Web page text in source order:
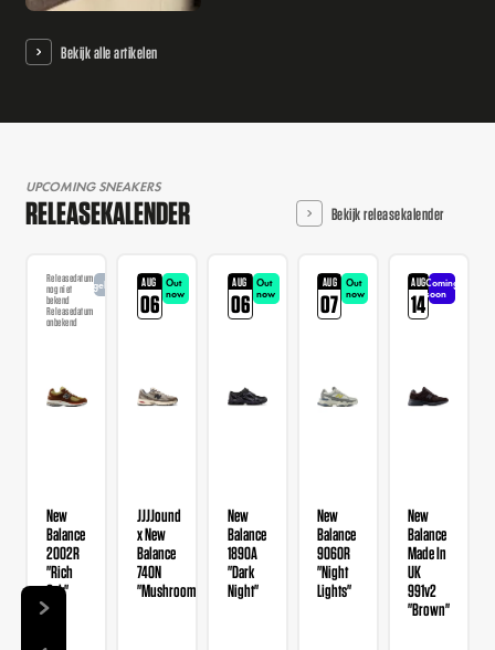
Bekijk alle artikelen
UPCOMING SNEAKERS
RELEASEKALENDER Bekijk releasekalender
Releasedatum
nog niet
bekend
Releasedatum
onbekend
Aangekondigd
New
Balance
2002R
"Rich
Oak"
AUG
06
Out
now
JJJJound
x New
Balance
740N
"Mushroom"
AUG
06
Out
now
New
Balance
1890A
"Dark
Night"
AUG
07
Out
now
New
Balance
9060R
"Night
Lights"
AUG
14
Coming
soon
New
Balance
Made In
UK
991v2
"Brown"